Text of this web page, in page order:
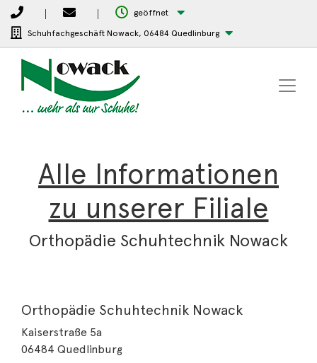
geöffnet
Schuhfachgeschäft Nowack, 06484 Quedlinburg
Alle Informationen
zu unserer Filiale
Orthopädie Schuhtechnik Nowack
Orthopädie Schuhtechnik Nowack
Kaiserstraße 5a
06484 Quedlinburg